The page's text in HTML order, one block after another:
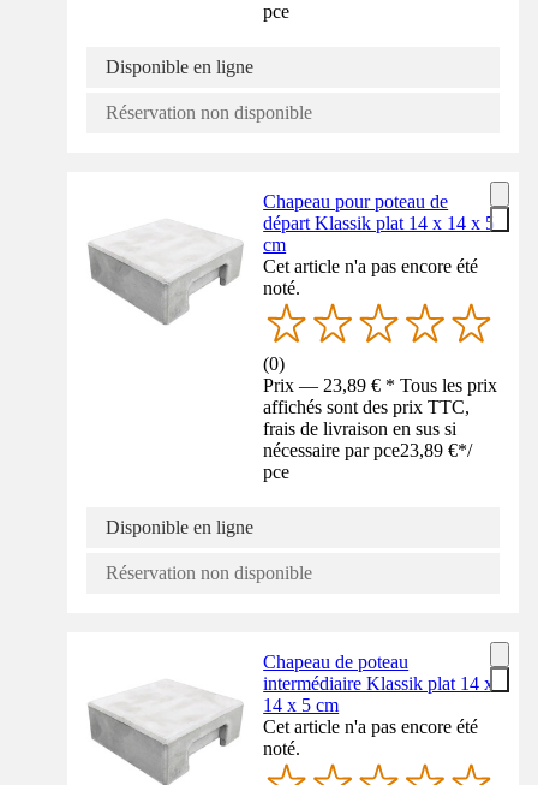
pce
Disponible en ligne
Réservation non disponible
Chapeau pour poteau de
départ Klassik plat 14 x 14 x 5
cm
Cet article n'a pas encore été
noté.
(0)
Prix — 23,89 € * Tous les prix
affichés sont des prix TTC,
frais de livraison en sus si
nécessaire par pce23,89 €*/
pce
Disponible en ligne
Réservation non disponible
Chapeau de poteau
intermédiaire Klassik plat 14 x
14 x 5 cm
Cet article n'a pas encore été
noté.